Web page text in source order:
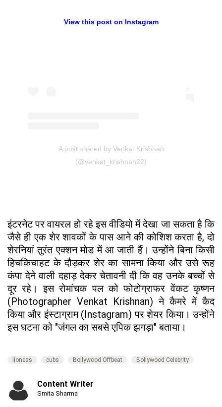
View this post on Instagram
A post shared by Venkat Krishnan
(@venkat_krishnan22)
इंटरनेट पर वायरल हो रहे इस वीडियो में देखा जा सकता है कि
जैसे ही एक शेर शावकों के पास आने की कोशिश करता है, दो
शेरनियां तुरंत एक्शन मोड में आ जाती हैं। उन्होंने बिना किसी
हिचकिचाहट के दौड़कर शेर का सामना किया और उसे रूह
कंपा देने वाली दहाड़ देकर चेतावनी दी कि वह उनके बच्चों से
दूर रहे। इस रोमांचक पल को फोटोग्राफर वेंकट कृष्णन
(Photographer Venkat Krishnan) ने कैमरे में कैद
किया और इंस्टाग्राम (Instagram) पर शेयर किया। उन्होंने
इस घटना को "जंगल का सबसे एपिक झगड़ा" बताया।
lioness cubs Bollywood Offbeat Bollywood Celebrity
Content Writer
Smita Sharma